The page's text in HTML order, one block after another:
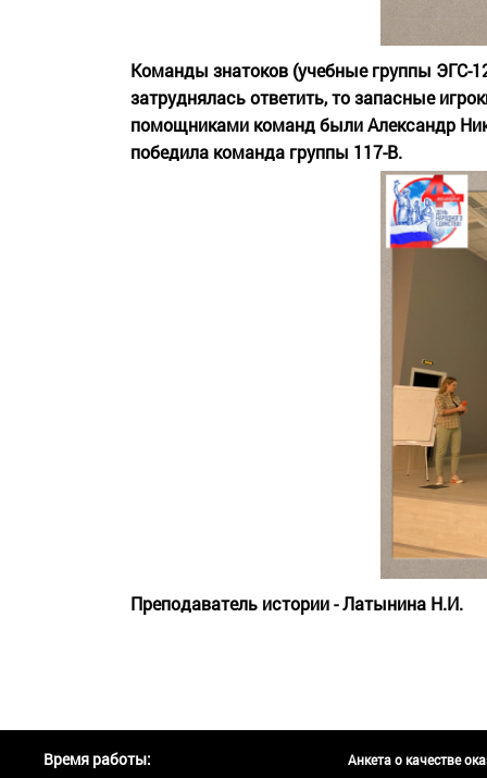
Команды знатоков (учебные группы ЭГС-
затруднялась ответить, то запасные
помощниками команд были Александр
победила команда группы 117-В.
Преподаватель истории - Латынина Н.И.
Время работы:
Анкета о качестве